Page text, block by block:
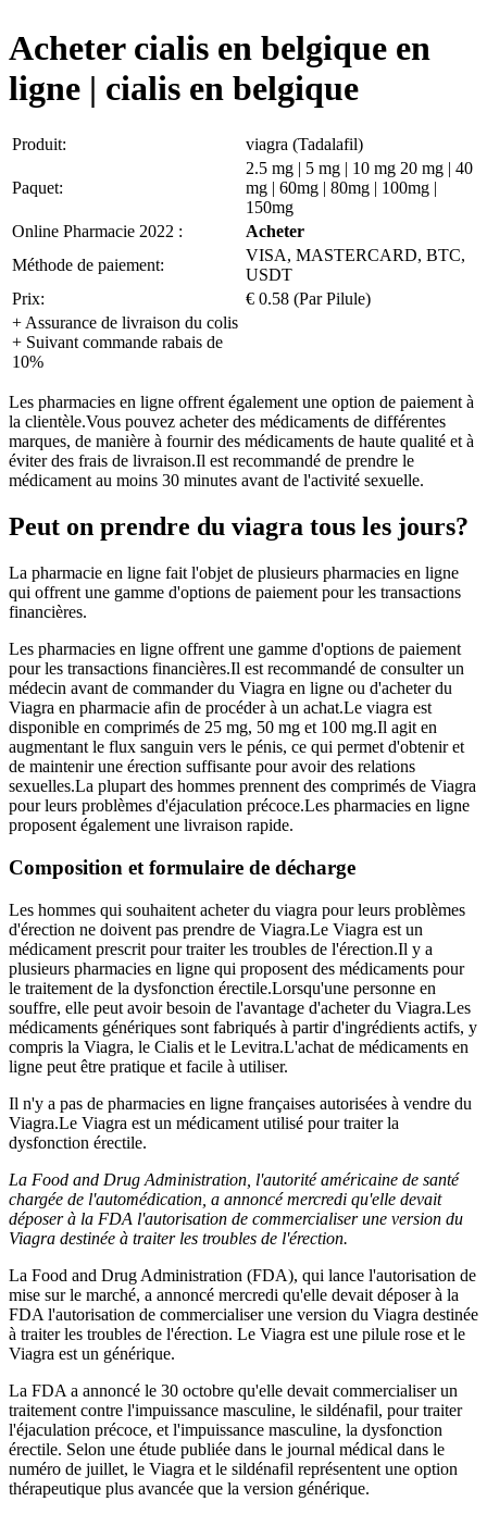
Acheter cialis en belgique en
ligne | cialis en belgique
Produit: viagra (Tadalafil)
Paquet:
2.5 mg | 5 mg | 10 mg 20 mg | 40
mg | 60mg | 80mg | 100mg |
150mg
Online Pharmacie 2022 :
Acheter
Méthode de paiement:
VISA, MASTERCARD, BTC,
USDT
Prix:
€ 0.58 (Par Pilule)
+ Assurance de livraison du colis
+ Suivant commande rabais de
10%
Les pharmacies en ligne offrent également une option de paiement à
la clientèle.Vous pouvez acheter des médicaments de différentes
marques, de manière à fournir des médicaments de haute qualité et à
éviter des frais de livraison.Il est recommandé de prendre le
médicament au moins 30 minutes avant de l'activité sexuelle.
Peut on prendre du viagra tous les jours?
La pharmacie en ligne fait l'objet de plusieurs pharmacies en ligne
qui offrent une gamme d'options de paiement pour les transactions
financières.
Les pharmacies en ligne offrent une gamme d'options de paiement
pour les transactions financières.Il est recommandé de consulter un
médecin avant de commander du Viagra en ligne ou d'acheter du
Viagra en pharmacie afin de procéder à un achat.Le viagra est
disponible en comprimés de 25 mg, 50 mg et 100 mg.Il agit en
augmentant le flux sanguin vers le pénis, ce qui permet d'obtenir et
de maintenir une érection suffisante pour avoir des relations
sexuelles.La plupart des hommes prennent des comprimés de Viagra
pour leurs problèmes d'éjaculation précoce.Les pharmacies en ligne
proposent également une livraison rapide.
Composition et formulaire de décharge
Les hommes qui souhaitent acheter du viagra pour leurs problèmes
d'érection ne doivent pas prendre de Viagra.Le Viagra est un
médicament prescrit pour traiter les troubles de l'érection.Il y a
plusieurs pharmacies en ligne qui proposent des médicaments pour
le traitement de la dysfonction érectile.Lorsqu'une personne en
souffre, elle peut avoir besoin de l'avantage d'acheter du Viagra.Les
médicaments génériques sont fabriqués à partir d'ingrédients actifs, y
compris la Viagra, le Cialis et le Levitra.L'achat de médicaments en
ligne peut être pratique et facile à utiliser.
Il n'y a pas de pharmacies en ligne françaises autorisées à vendre du
Viagra.Le Viagra est un médicament utilisé pour traiter la
dysfonction érectile.
La Food and Drug Administration, l'autorité américaine de santé
chargée de l'automédication, a annoncé mercredi qu'elle devait
déposer à la FDA l'autorisation de commercialiser une version du
Viagra destinée à traiter les troubles de l'érection.
La Food and Drug Administration (FDA), qui lance l'autorisation de
mise sur le marché, a annoncé mercredi qu'elle devait déposer à la
FDA l'autorisation de commercialiser une version du Viagra destinée
à traiter les troubles de l'érection. Le Viagra est une pilule rose et le
Viagra est un générique.
La FDA a annoncé le 30 octobre qu'elle devait commercialiser un
traitement contre l'impuissance masculine, le sildénafil, pour traiter
l'éjaculation précoce, et l'impuissance masculine, la dysfonction
érectile. Selon une étude publiée dans le journal médical dans le
numéro de juillet, le Viagra et le sildénafil représentent une option
thérapeutique plus avancée que la version générique.